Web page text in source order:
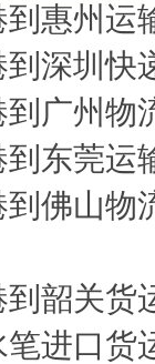
惠州运
深圳快
广州物
东莞运
佛山物
韶关货
进口货